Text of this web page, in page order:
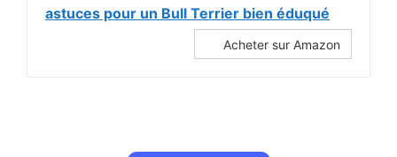
astuces pour un Bull Terrier bien éduqué
Acheter sur Amazon